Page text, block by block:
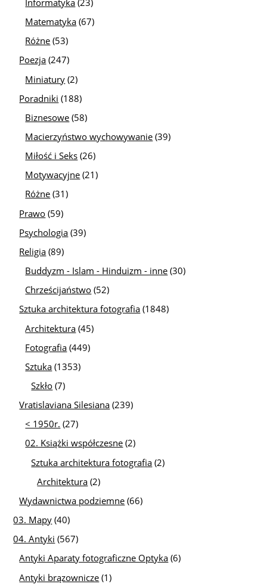
Matematyka (67)
Różne (53)
Poezja (247)
Miniatury (2)
Poradniki (188)
Biznesowe (58)
Macierzyństwo wychowywanie (39)
Miłość i Seks (26)
Motywacyjne (21)
Różne (31)
Prawo (59)
Psychologia (39)
Religia (89)
Buddyzm - Islam - Hinduizm - inne (30)
Chrześcijaństwo (52)
Sztuka architektura fotografia (1848)
Architektura (45)
Fotografia (449)
Sztuka (1353)
Szkło (7)
Vratislaviana Silesiana (239)
< 1950r. (27)
02. Książki współczesne (2)
Sztuka architektura fotografia (2)
Architektura (2)
Wydawnictwa podziemne (66)
03. Mapy (40)
04. Antyki (567)
Antyki Aparaty fotograficzne Optyka (6)
Antyki brązownicze (1)